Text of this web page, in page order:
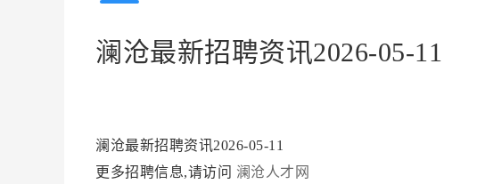
澜沧最新招聘资讯2026-05-11
澜沧最新招聘资讯2026-05-11
更多招聘信息,请访问 澜沧人才网